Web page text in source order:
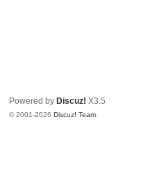
Powered by Discuz! X3.5
© 2001-2026Discuz! Team